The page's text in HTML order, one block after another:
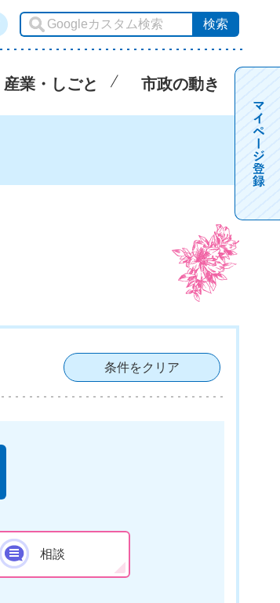
産業・しごと 市政の動き
条件をクリア
相談